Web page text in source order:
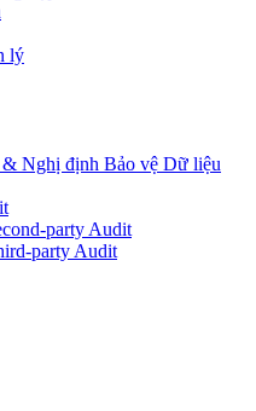
lý
Nghị định Bảo vệ Dữ liệu
party Audit
party Audit